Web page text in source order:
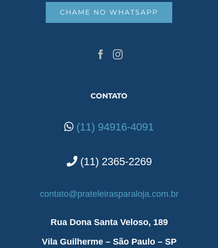
CHAME NO WHATSAPP
CONTATO
(11) 94916-4091
(11) 2365-2269
contato@prateleirasparaloja.com.br
Rua Dona Santa Veloso, 189
Vila Guilherme – São Paulo – SP